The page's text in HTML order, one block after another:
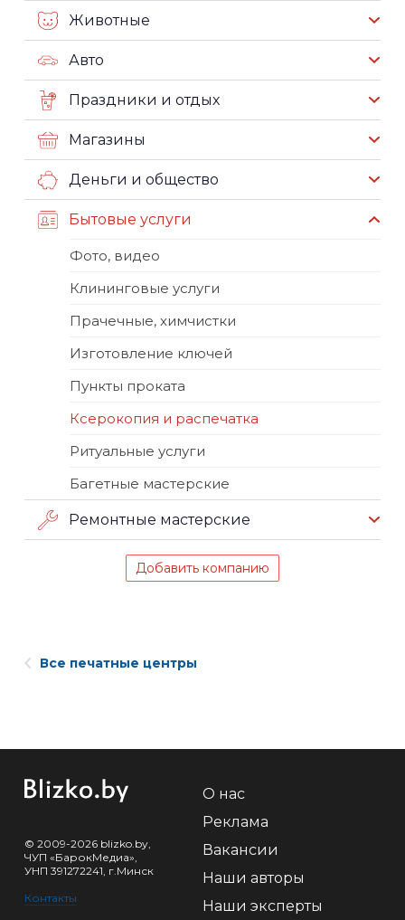
Животные
Авто
Праздники и отдых
Магазины
Деньги и общество
Бытовые услуги
Фото, видео
Клининговые услуги
Прачечные, химчистки
Изготовление ключей
Пункты проката
Ксерокопия и распечатка
Ритуальные услуги
Багетные мастерские
Ремонтные мастерские
Добавить компанию
Все печатные центры
© 2009-2026 blizko.by,
ЧУП «БарокМедиа»,
УНП 391272241, г.Минск
Контакты
О нас
Реклама
Вакансии
Наши авторы
Наши эксперты